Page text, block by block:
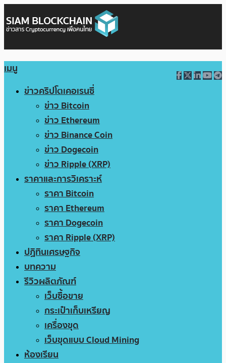
เมนู
ข่าวคริปโตเคอเรนซี่
ข่าว Bitcoin
ข่าว Ethereum
ข่าว Binance Coin
ข่าว Dogecoin
ข่าว Ripple (XRP)
ราคาและการวิเคราะห์
ราคา Bitcoin
ราคา Ethereum
ราคา Dogecoin
ราคา Ripple (XRP)
ปฏิทินเศรษฐกิจ
บทความ
รีวิวผลิตภัณฑ์
เว็บซื้อขาย
กระเป๋าเก็บเหรียญ
เครื่องขุด
เว็บขุดแบบ Cloud Mining
ห้องเรียน